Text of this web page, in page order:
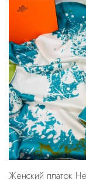
Женский платок